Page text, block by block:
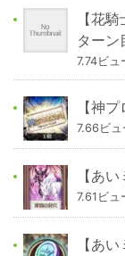
【花
ターン
7.74ビュ
【神
7.66ビュ
【あ
7.61ビュ
【あ